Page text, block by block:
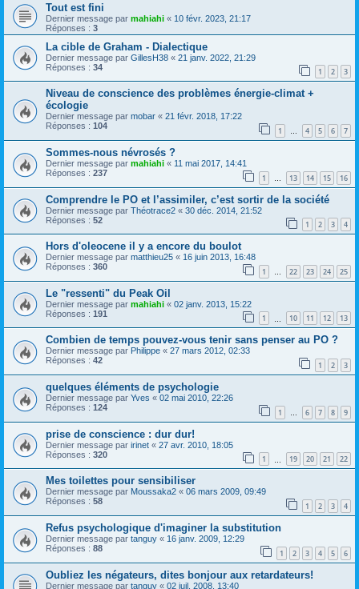
Tout est fini
Dernier message par mahiahi « 10 févr. 2023, 21:17
Réponses : 3
La cible de Graham - Dialectique
Dernier message par GillesH38 « 21 janv. 2022, 21:29
Réponses : 34 1 2 3
Niveau de conscience des problèmes énergie-climat +
écologie
Dernier message par mobar « 21 févr. 2018, 17:22
Réponses : 104 1 … 4 5 6 7
Sommes-nous névrosés ?
Dernier message par mahiahi « 11 mai 2017, 14:41
Réponses : 237 1 … 13 14 15 16
Comprendre le PO et l’assimiler, c’est sortir de la société
Dernier message par Théotrace2 « 30 déc. 2014, 21:52
Réponses : 52 1 2 3 4
Hors d'oleocene il y a encore du boulot
Dernier message par matthieu25 « 16 juin 2013, 16:48
Réponses : 360 1 … 22 23 24 25
Le "ressenti" du Peak Oil
Dernier message par mahiahi « 02 janv. 2013, 15:22
Réponses : 191 1 10 11 12 13
Combien de temps pouvez-vous tenir sans penser au PO ?
Dernier message par Philippe « 27 mars 2012, 02:33
Réponses : 42 1 2 3
quelques éléments de psychologie
Dernier message par Yves « 02 mai 2010, 22:26
Réponses : 124 1 … 6 7 8 9
prise de conscience : dur dur!
Dernier message par irinet « 27 avr. 2010, 18:05
Réponses : 320 1 19 20 21 22
Mes toilettes pour sensibiliser
Dernier message par Moussaka2 « 06 mars 2009, 09:49
Réponses : 58 1 2 3 4
Refus psychologique d'imaginer la substitution
Dernier message par tanguy « 16 janv. 2009, 12:29
Réponses : 88 1 2 3 4 5 6
Oubliez les négateurs, dites bonjour aux retardateurs!
Dernier message par tanguy « 02 juil. 2008, 13:40